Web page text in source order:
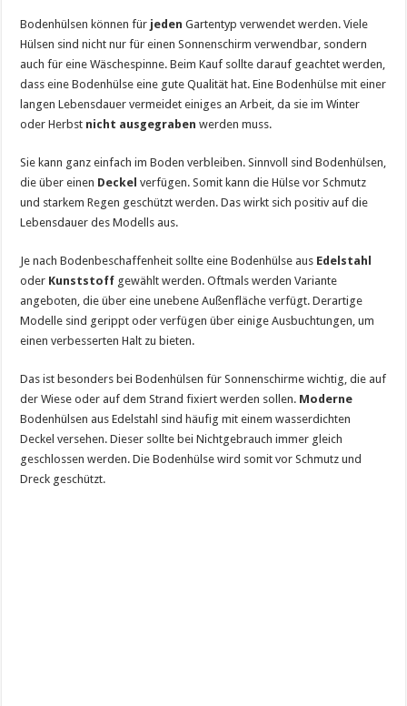
Bodenhülsen können für jeden Gartentyp verwendet werden. Viele
Hülsen sind nicht nur für einen Sonnenschirm verwendbar, sondern
auch für eine Wäschespinne. Beim Kauf sollte darauf geachtet werden,
dass eine Bodenhülse eine gute Qualität hat. Eine Bodenhülse mit einer
langen Lebensdauer vermeidet einiges an Arbeit, da sie im Winter
oder Herbst nicht ausgegraben werden muss.
Sie kann ganz einfach im Boden verbleiben. Sinnvoll sind Bodenhülsen,
die über einen Deckel verfügen. Somit kann die Hülse vor Schmutz
und starkem Regen geschützt werden. Das wirkt sich positiv auf die
Lebensdauer des Modells aus.
Je nach Bodenbeschaffenheit sollte eine Bodenhülse aus Edelstahl
oder Kunststoff gewählt werden. Oftmals werden Variante
angeboten, die über eine unebene Außenfläche verfügt. Derartige
Modelle sind gerippt oder verfügen über einige Ausbuchtungen, um
einen verbesserten Halt zu bieten.
Das ist besonders bei Bodenhülsen für Sonnenschirme wichtig, die auf
der Wiese oder auf dem Strand fixiert werden sollen. Moderne
Bodenhülsen aus Edelstahl sind häufig mit einem wasserdichten
Deckel versehen. Dieser sollte bei Nichtgebrauch immer gleich
geschlossen werden. Die Bodenhülse wird somit vor Schmutz und
Dreck geschützt.